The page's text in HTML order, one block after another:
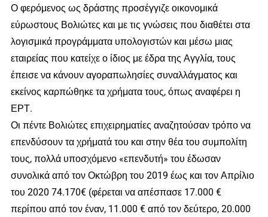
Ο φερόμενος ως δράστης προσέγγιζε οικονομικά
εύρωστους Βολιώτες και με τις γνώσεις που διαθέτει στα
λογισμικά προγράμματα υπολογιστών και μέσω μιας
εταιρείας που κατείχε ο ίδιος με έδρα της Αγγλία, τους
έπεισε να κάνουν αγοραπωλησίες συναλλάγματος και
εκείνος καρπώθηκε τα χρήματα τους, όπως αναφέρει η
ΕΡΤ.
Οι πέντε Βολιώτες επιχειρηματίες αναζητούσαν τρόπο να
επενδύσουν τα χρήματά του και στην θέα του συμπολίτη
τους, πολλά υποσχόμενο «επενδυτή» του έδωσαν
συνολικά από τον Οκτώβρη του 2019 έως και τον Απρίλιο
του 2020 74.170€ (φέρεται να απέσπασε 17.000 €
περίπου από τον έναν, 11.000 € από τον δεύτερο, 20.000